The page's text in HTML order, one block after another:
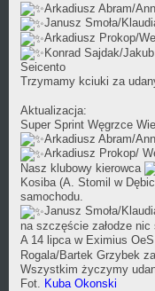
Arkadiusz Abram/
Janusz Smoła/
Arkadiusz Prokop/
Konrad Sajdak/
Seicento
Trzymamy kciuki za
Aktualizacja:
Super Sprint Węgrzce
Arkadiusz Abram/
Arkadiusz Prokop/
Nasz klubowy kierowca
Kosiba (A. Stomil w
samochodu.
Janusz Smoła/
na szczęście załodze nic
A 14 lipca w Eximius OeS
Rogala/Bartek Grzybek
Wszystkim życzymy
Fot. Kuba Okonski